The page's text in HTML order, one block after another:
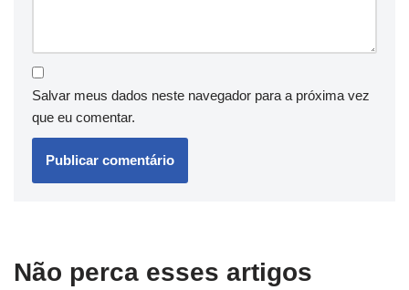
Salvar meus dados neste navegador para a próxima vez
que eu comentar.
Não perca esses artigos